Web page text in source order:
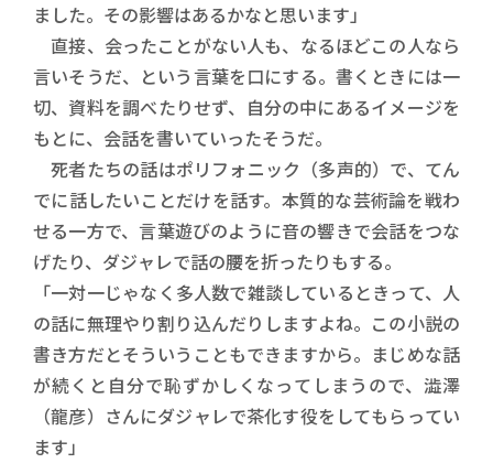
ました。その影響はあるかなと思います」
直接、会ったことがない人も、なるほどこの人なら
言いそうだ、という言葉を口にする。書くときには一
切、資料を調べたりせず、自分の中にあるイメージを
もとに、会話を書いていったそうだ。
死者たちの話はポリフォニック（多声的）で、てん
でに話したいことだけを話す。本質的な芸術論を戦わ
せる一方で、言葉遊びのように音の響きで会話をつな
げたり、ダジャレで話の腰を折ったりもする。
「一対一じゃなく多人数で雑談しているときって、人
の話に無理やり割り込んだりしますよね。この小説の
書き方だとそういうこともできますから。まじめな話
が続くと自分で恥ずかしくなってしまうので、澁澤
（龍彦）さんにダジャレで茶化す役をしてもらってい
ます」